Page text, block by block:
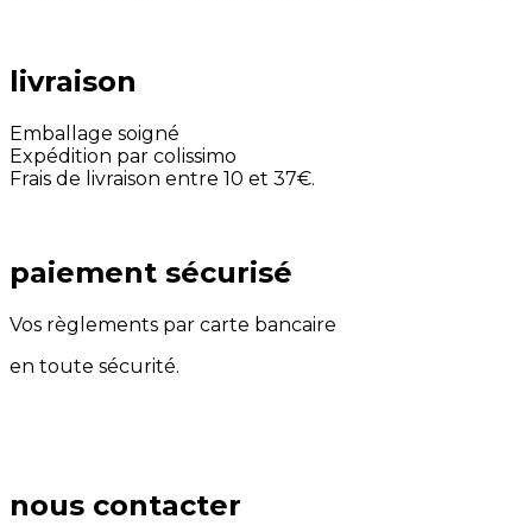
livraison
Emballage soigné
Expédition par colissimo
Frais de livraison entre 10 et 37€.
paiement sécurisé
Vos règlements par carte bancaire
en toute sécurité.
nous contacter